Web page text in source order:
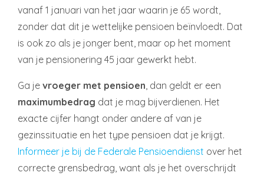
vanaf 1 januari van het jaar waarin je 65 wordt,
zonder dat dit je wettelijke pensioen beïnvloedt. Dat
is ook zo als je jonger bent, maar op het moment
van je pensionering 45 jaar gewerkt hebt.
Ga je vroeger met pensioen , dan geldt er een
maximumbedrag dat je mag bijverdienen. Het
exacte cijfer hangt onder andere af van je
gezinssituatie en het type pensioen dat je krijgt.
Informeer je bij de Federale Pensioendienst over het
correcte grensbedrag, want als je het overschrijdt